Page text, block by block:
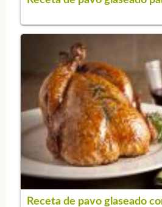
Receta de pavo glaseado